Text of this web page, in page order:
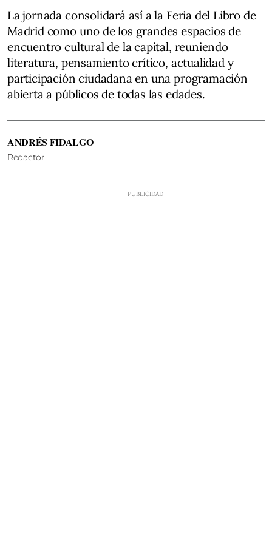
La jornada consolidará así a la Feria del Libro de
Madrid como uno de los grandes espacios de
encuentro cultural de la capital, reuniendo
literatura, pensamiento crítico, actualidad y
participación ciudadana en una programación
abierta a públicos de todas las edades.
ANDRÉS FIDALGO
Redactor